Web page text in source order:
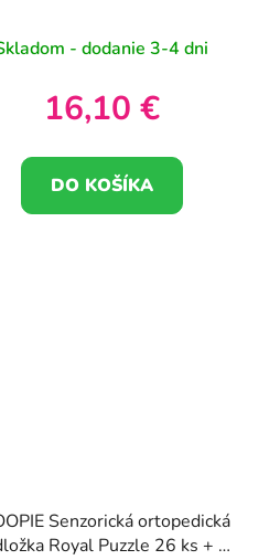
- dodanie 3-4 dni
16,10 €
DO KOŠÍKA
Senzorická ortopedická
Royal Puzzle 26 ks + 4